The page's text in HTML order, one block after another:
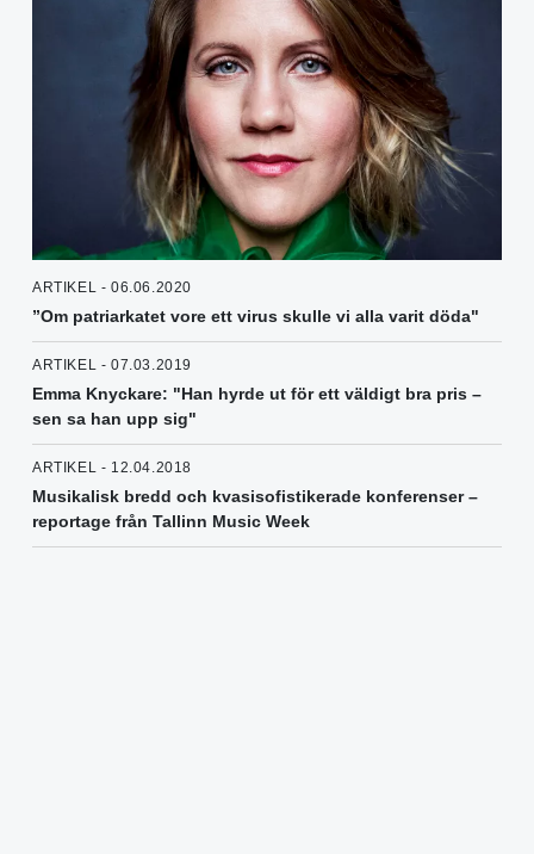
ARTIKEL - 06.06.2020
”Om patriarkatet vore ett virus skulle vi alla varit döda"
ARTIKEL - 07.03.2019
Emma Knyckare: "Han hyrde ut för ett väldigt bra pris –
sen sa han upp sig"
ARTIKEL - 12.04.2018
Musikalisk bredd och kvasisofistikerade konferenser –
reportage från Tallinn Music Week